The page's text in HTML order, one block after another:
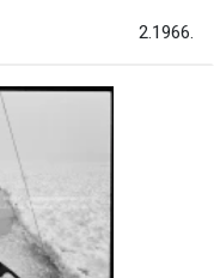
2.1966.